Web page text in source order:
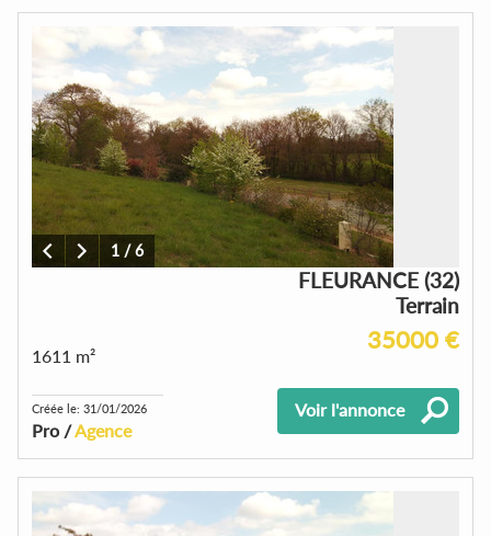
1 /6
FLEURANCE (32)
Terrain
35000 €
1611 m²
Créée le: 31/01/2026
Pro /Agence
Voir l'annonce